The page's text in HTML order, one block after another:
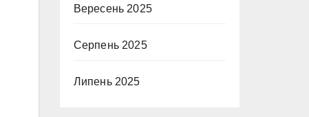
Вересень 2025
Серпень 2025
Липень 2025